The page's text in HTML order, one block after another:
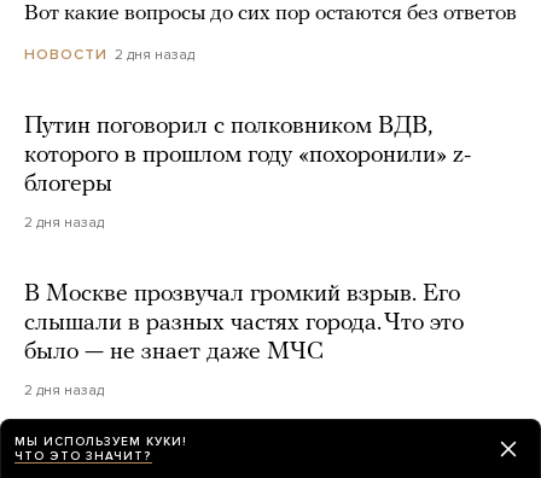
Вот какие вопросы до сих пор остаются без ответов
НОВОСТИ 2 дня назад
Путин поговорил с полковником ВДВ,
которого в прошлом году «похоронили» z-
блогеры
2 дня назад
В Москве прозвучал громкий взрыв. Его
слышали в разных частях города. Что это
было — не знает даже МЧС
2 дня назад
МЫ ИСПОЛЬЗУЕМ КУКИ!
ЧТО ЭТО ЗНАЧИТ?